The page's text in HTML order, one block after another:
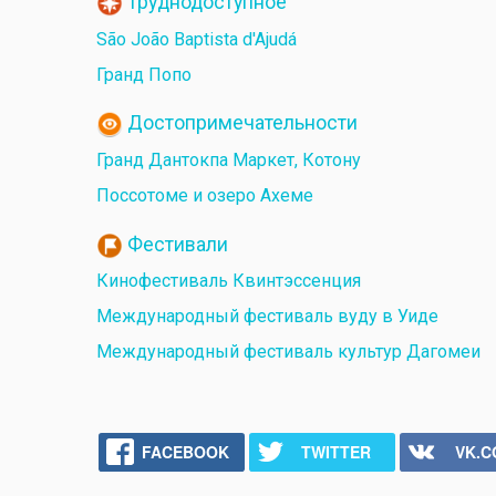
São João Baptista d'Ajudá
Гранд Попо
Достопримечательности
Гранд Дантокпа Маркет, Котону
Поссотоме и озеро Ахеме
Фестивали
Кинофестиваль Квинтэссенция
Международный фестиваль вуду в Уиде
Международный фестиваль культур Дагомеи
FACEBOOK TWITTER